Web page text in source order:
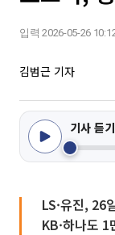
입력 2026-05-26
김범근 기자
기사 듣기
LS·유진, 26
KB·하나도